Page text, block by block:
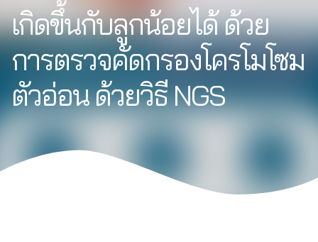
เกิดขึ้นกับลูกน้อยได้ ด้วย
การตรวจคัดกรองโครโมโซม
ตัวอ่อน ด้วยวิธี NGS